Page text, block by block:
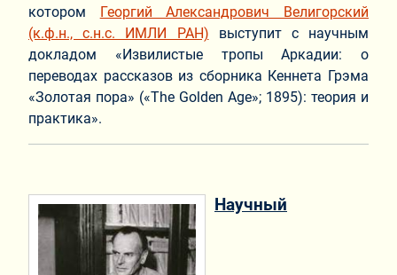
котором Георгий Александрович Велигорский
(к.ф.н., с.н.с. ИМЛИ РАН) выступит с научным
докладом «Извилистые тропы Аркадии: о
переводах рассказов из сборника Кеннета Грэма
«Золотая пора» («The Golden Age»; 1895): теория и
практика».
Научный